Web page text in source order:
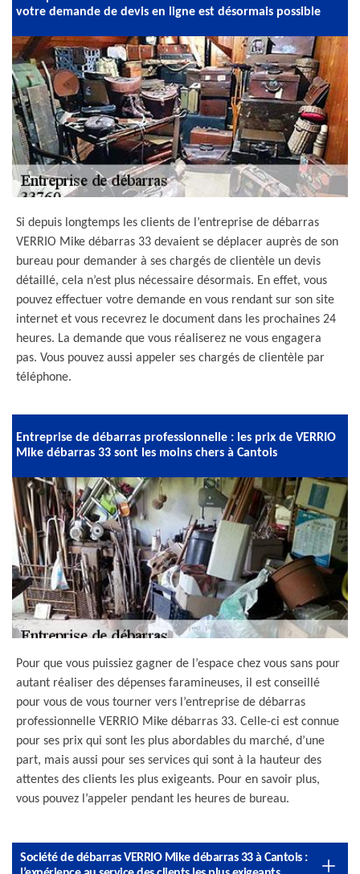
votre demande de devis en ligne est désormais possible
Si depuis longtemps les clients de l’entreprise de débarras
VERRIO Mike débarras 33 devaient se déplacer auprès de son
bureau pour demander à ses chargés de clientèle un devis
détaillé, cela n’est plus nécessaire désormais. En effet, vous
pouvez effectuer votre demande en vous rendant sur son site
internet et vous recevrez le document dans les prochaines 24
heures. La demande que vous réaliserez ne vous engagera
pas. Vous pouvez aussi appeler ses chargés de clientèle par
téléphone.
Entreprise de débarras professionnelle : les prix de VERRIO
Mike débarras 33 sont les moins chers à Cantois
Pour que vous puissiez gagner de l’espace chez vous sans pour
autant réaliser des dépenses faramineuses, il est conseillé
pour vous de vous tourner vers l’entreprise de débarras
professionnelle VERRIO Mike débarras 33. Celle-ci est connue
pour ses prix qui sont les plus abordables du marché, d’une
part, mais aussi pour ses services qui sont à la hauteur des
attentes des clients les plus exigeants. Pour en savoir plus,
vous pouvez l’appeler pendant les heures de bureau.
Société de débarras VERRIO Mike débarras 33 à Cantois :